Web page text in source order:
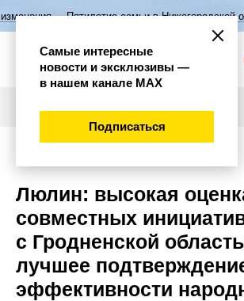
семьи в Нижегородской области Год
Люлин: высокая
совместных
с Гродненской
лучшее
эффективности
Самые интересные
новости и эксклюзивы —
в нашем канале МАХ
Подписаться